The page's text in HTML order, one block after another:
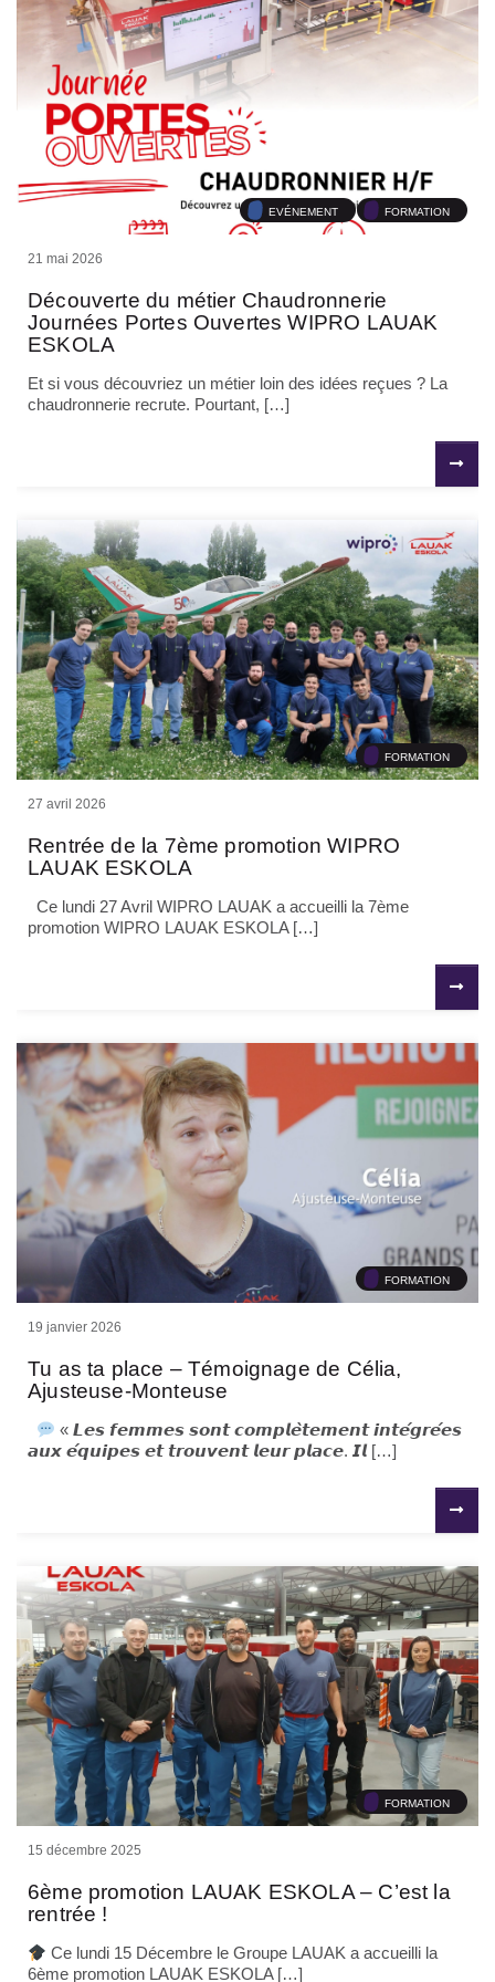
EVÉNEMENT FORMATION
21 mai 2026
Découverte du métier Chaudronnerie
Journées Portes Ouvertes WIPRO LAUAK
ESKOLA
Et si vous découvriez un métier loin des idées reçues ? La
chaudronnerie recrute. Pourtant, […]
FORMATION
27 avril 2026
Rentrée de la 7ème promotion WIPRO
LAUAK ESKOLA
Ce lundi 27 Avril WIPRO LAUAK a accueilli la 7ème
promotion WIPRO LAUAK ESKOLA […]
FORMATION
19 janvier 2026
Tu as ta place – Témoignage de Célia,
Ajusteuse-Monteuse
« 𝙇𝙚𝙨 𝙛𝙚𝙢𝙢𝙚𝙨 𝙨𝙤𝙣𝙩 𝙘𝙤𝙢𝙥𝙡𝙚̀𝙩𝙚𝙢𝙚𝙣𝙩 𝙞𝙣𝙩𝙚́𝙜𝙧𝙚́𝙚𝙨
𝙖𝙪𝙭 𝙚́𝙦𝙪𝙞𝙥𝙚𝙨 𝙚𝙩 𝙩𝙧𝙤𝙪𝙫𝙚𝙣𝙩 𝙡𝙚𝙪𝙧 𝙥𝙡𝙖𝙘𝙚. 𝙄𝙡 […]
FORMATION
15 décembre 2025
6ème promotion LAUAK ESKOLA – C’est la
rentrée !
Ce lundi 15 Décembre le Groupe LAUAK a accueilli la
6ème promotion LAUAK ESKOLA […]